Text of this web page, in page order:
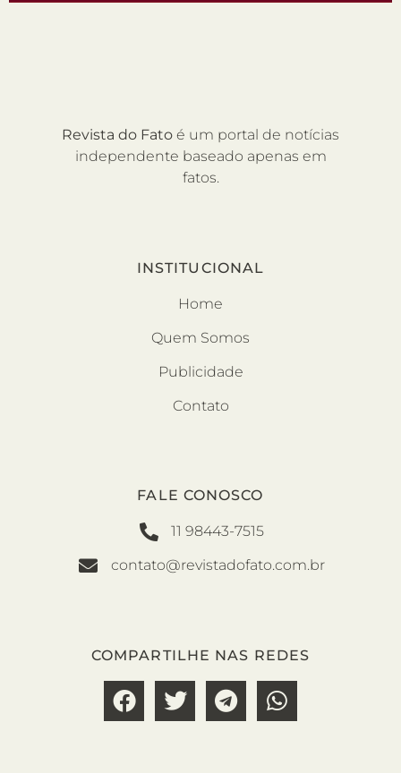
Revista do Fato é um portal de notícias
independente baseado apenas em
fatos.
INSTITUCIONAL
Home
Quem Somos
Publicidade
Contato
FALE CONOSCO
11 98443-7515
contato@revistadofato.com.br
COMPARTILHE NAS REDES